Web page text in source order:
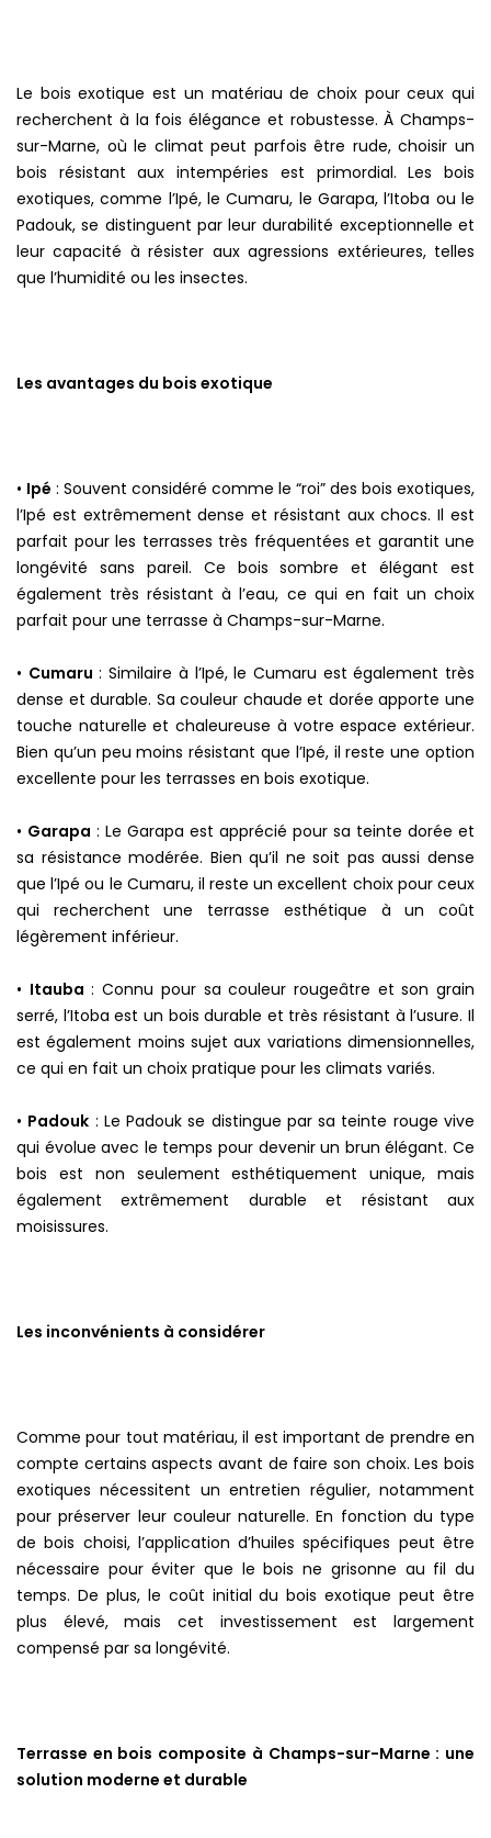
Le bois exotique est un matériau de choix pour ceux qui
recherchent à la fois élégance et robustesse. À Champs-
sur-Marne, où le climat peut parfois être rude, choisir un
bois résistant aux intempéries est primordial. Les bois
exotiques, comme l’Ipé, le Cumaru, le Garapa, l’Itoba ou le
Padouk, se distinguent par leur durabilité exceptionnelle et
leur capacité à résister aux agressions extérieures, telles
que l’humidité ou les insectes.
Les avantages du bois exotique
• Ipé : Souvent considéré comme le “roi” des bois exotiques,
l’Ipé est extrêmement dense et résistant aux chocs. Il est
parfait pour les terrasses très fréquentées et garantit une
longévité sans pareil. Ce bois sombre et élégant est
également très résistant à l’eau, ce qui en fait un choix
parfait pour une terrasse à Champs-sur-Marne.
• Cumaru : Similaire à l’Ipé, le Cumaru est également très
dense et durable. Sa couleur chaude et dorée apporte une
touche naturelle et chaleureuse à votre espace extérieur.
Bien qu’un peu moins résistant que l’Ipé, il reste une option
excellente pour les terrasses en bois exotique.
• Garapa : Le Garapa est apprécié pour sa teinte dorée et
sa résistance modérée. Bien qu’il ne soit pas aussi dense
que l’Ipé ou le Cumaru, il reste un excellent choix pour ceux
qui recherchent une terrasse esthétique à un coût
légèrement inférieur.
• Itauba : Connu pour sa couleur rougeâtre et son grain
serré, l’Itoba est un bois durable et très résistant à l’usure. Il
est également moins sujet aux variations dimensionnelles,
ce qui en fait un choix pratique pour les climats variés.
• Padouk : Le Padouk se distingue par sa teinte rouge vive
qui évolue avec le temps pour devenir un brun élégant. Ce
bois est non seulement esthétiquement unique, mais
également extrêmement durable et résistant aux
moisissures.
Les inconvénients à considérer
Comme pour tout matériau, il est important de prendre en
compte certains aspects avant de faire son choix. Les bois
exotiques nécessitent un entretien régulier, notamment
pour préserver leur couleur naturelle. En fonction du type
de bois choisi, l’application d’huiles spécifiques peut être
nécessaire pour éviter que le bois ne grisonne au fil du
temps. De plus, le coût initial du bois exotique peut être
plus élevé, mais cet investissement est largement
compensé par sa longévité.
Terrasse en bois composite à Champs-sur-Marne : une
solution moderne et durable